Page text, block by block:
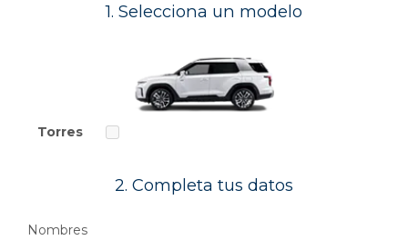
1. Selecciona un modelo
Torres
2. Completa tus datos
Nombres